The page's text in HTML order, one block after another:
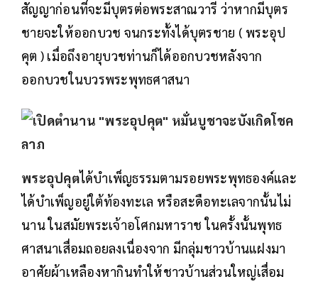
สัญญาก่อนที่จะมีบุตรต่อพระสาณวารี ว่าหากมีบุตร
ชายจะให้ออกบวช จนกระทั้งได้บุตรชาย ( พระอุป
คุต ) เมื่อถึงอายุบวชท่านก็ได้ออกบวชหลังจาก
ออกบวชในบวรพระพุทธศาสนา
พระอุปคุตได้บำเพ็ญธรรมตามรอยพระพุทธองค์และ
ได้บำเพ็ญอยู่ใต้ท้องทะเล หรือสะดือทะเลจากนั้นไม่
นาน ในสมัยพระเจ้าอโศกมหาราช ในครั้งนั้นพุทธ
ศาสนาเสื่อมถอยลงเนื่องจาก มีกลุ่มชาวบ้านแฝงมา
อาศัยผ้าเหลืองหากินทำให้ชาวบ้านส่วนใหญ่เสื่อม